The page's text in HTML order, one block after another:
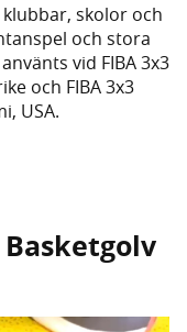
skolor och
och stora
vid FIBA 3x3
och FIBA 3x3
USA.